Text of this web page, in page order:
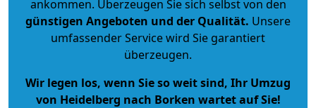
ankommen. Überzeugen Sie sich selbst von den
günstigen Angeboten und der Qualität. Unsere
umfassender Service wird Sie garantiert
überzeugen.
Wir legen los, wenn Sie so weit sind, Ihr Umzug
von Heidelberg nach Borken wartet auf Sie!